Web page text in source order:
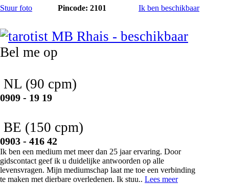
Stuur foto Pincode: 2101 Ik ben beschikbaar
Bel me op
NL (90 cpm)
0909 - 19 19
BE (150 cpm)
0903 - 416 42
Ik ben een medium met meer dan 25 jaar ervaring. Door
gidscontact geef ik u duidelijke antwoorden op alle
levensvragen. Mijn mediumschap laat me toe een verbinding
te maken met dierbare overledenen. Ik stuu.. Lees meer